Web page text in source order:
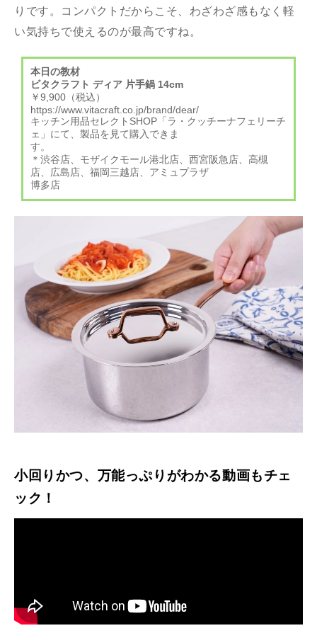
りです。コンパクトだからこそ、わざわざ感もなく軽
い気持ちで使えるのが最⾼ですね。
本日の教材
ビタクラフト ディア ⽚⼿鍋 14cm
￥9,900（税込）
https://www.vitacraft.co.jp/brand/dear/
キッチン⽤品セレクトSHOP「ラ・クッチーナフェリーチ
ェ」にて、製品を⾒て購⼊できま
す。
＊渋⾕店、モザイクモール港北店、⻄宮阪急店、⾼槻
店、広島店、福岡三越店、アミュプラザ
博多店
小回りかつ、万能っぷりがわかる動画もチェ
ック！